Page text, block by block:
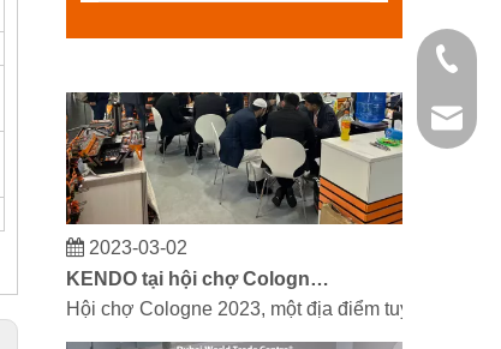
Hội chợ Cologne 2023, một địa điểm tuyệt vời
+86 21